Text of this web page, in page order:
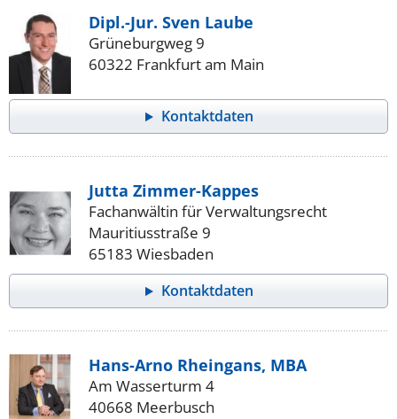
Dipl.-Jur. Sven Laube
Grüneburgweg 9
60322 Frankfurt am Main
Kontaktdaten
Jutta Zimmer-Kappes
Fachanwältin für Verwaltungsrecht
Mauritiusstraße 9
65183 Wiesbaden
Kontaktdaten
Hans-Arno Rheingans, MBA
Am Wasserturm 4
40668 Meerbusch